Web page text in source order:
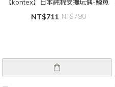
【kontex】日本純棉安撫玩偶-鯨魚
NT$711 NT$790